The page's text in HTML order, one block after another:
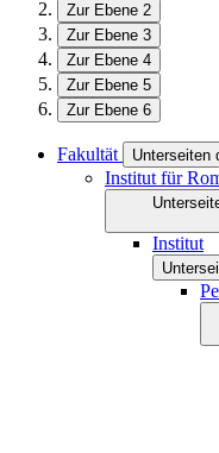
Zur Ebene 2
Zur Ebene 3
Zur Ebene 4
Zur Ebene 5
Zur Ebene 6
Fakultät Unterseiten
Institut für
Institut